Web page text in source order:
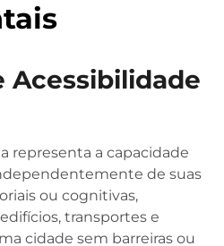
Acessibilidade
representa a capacidade
de suas
ou cognitivas,
transportes e
cidade sem barreiras ou